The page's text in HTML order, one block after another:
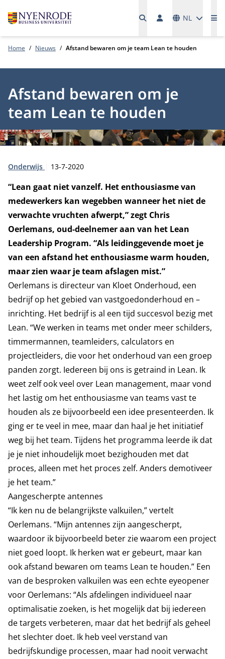
NL
Home Nieuws Afstand bewaren om je team Lean te houden
Afstand bewaren om je
team Lean te houden
Type:
Onderwijs Publicatiedatum:
13-7-2020
“Lean gaat niet vanzelf. Het enthousiasme van
medewerkers kan wegebben wanneer het niet de
verwachte vruchten afwerpt,” zegt Chris
Oerlemans, oud-deelnemer aan van het Lean
Leadership Program. “Als leidinggevende moet je
van een afstand het enthousiasme warm houden,
maar zien waar je team afslagen mist.”
Oerlemans is directeur van Kloet Onderhoud, een
bedrijf op het gebied van vastgoedonderhoud en –
inrichting. Het bedrijf is al een tijd succesvol bezig met
Lean. “We werken in teams met onder meer schilders,
timmermannen, teamleiders, calculators en
projectleiders, die voor het onderhoud van een groep
panden zorgt. Iedereen bij ons is getraind in Lean. Ik
weet zelf ook veel over Lean management, maar vond
het lastig om het enthousiasme van teams vast te
houden als ze bijvoorbeeld een idee presenteerden. Ik
ging er te veel in mee, maar dan haal je het initiatief
weg bij het team. Tijdens het programma leerde ik dat
je je niet inhoudelijk moet bezighouden met dat
proces, alleen met het proces zelf. Anders demotiveer
je het team.”
Aangescherpte antennes
“Ik ken nu de belangrijkste valkuilen,” vertelt
Oerlemans. “Mijn antennes zijn aangescherpt,
waardoor ik bijvoorbeeld beter zie waarom een project
niet goed loopt. Ik herken wat er gebeurt, maar kan
ook afstand bewaren om teams Lean te houden.” Een
van de besproken valkuilen was een echte eyeopener
voor Oerlemans: “Als afdelingen individueel naar
optimalisatie zoeken, is het mogelijk dat bij iedereen
de targets verbeteren, maar dat het bedrijf als geheel
het slechter doet. Ik heb veel verstand van
bedrijfskundige processen, maar had nooit verwacht